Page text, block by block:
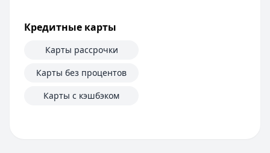
Кредитные карты
Карты рассрочки
Карты без процентов
Карты с кэшбэком